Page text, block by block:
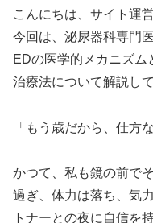
こんにちは、サイト運
今回は、泌尿器科専門
EDの医学的メカニズム
治療法について解説し
「もう歳だから、仕方
かつて、私も鏡の前で
過ぎ、体力は落ち、気
トナーとの夜に自信を